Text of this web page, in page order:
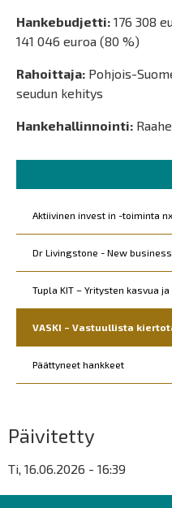
are
Päävalikko
Kohderyhmät
Aktiivinen invest in -toiminta
Dr Livingstone - New
Tupla KIT – Yritysten kasvua
VASKI – Vastuullista
Päättyneet hankkeet
Hankebudjetti: 176 308
141 046 euroa (80 %)
Rahoittaja: Pohjois-
seudun kehitys
Hankehallinnointi:
Päivitetty
Ti, 16.06.2026 - 16:39